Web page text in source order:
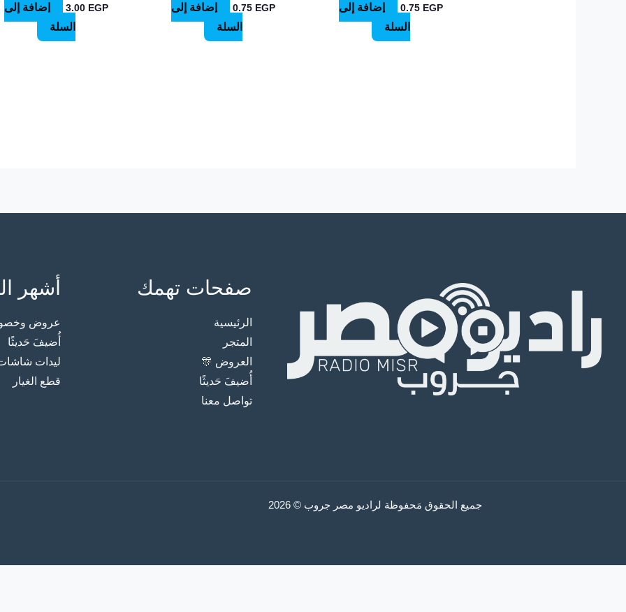
0.75 EGP
إضافة إلى
السلة
0.75 EGP
إضافة إلى
السلة
3.00 EGP
إضافة إلى
السلة
صفحات تهمك
الرئيسية
المتجر
العروض 🎊
أُضيفَ حَديثًا
تواصل معنا
أشهر
عروض
أُضيفَ حَديثًا
ليدات
قطع الغيار
جميع الحقوق مَحفوظة لراديو مصر جروب © 2026